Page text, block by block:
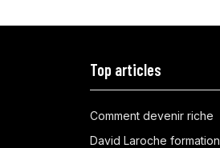
Top articles
Comment devenir riche
David Laroche formation